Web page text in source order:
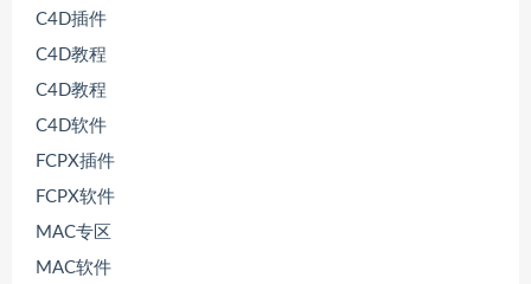
C4D插件
C4D教程
C4D教程
C4D软件
FCPX插件
FCPX软件
MAC专区
MAC软件